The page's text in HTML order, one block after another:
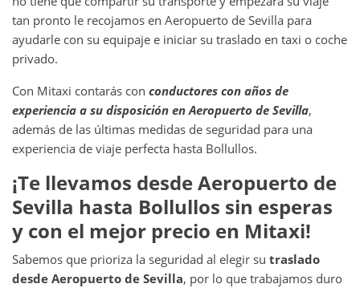
tan pronto le recojamos en Aeropuerto de Sevilla para
ayudarle con su equipaje e iniciar su traslado en taxi o coche
privado.
Con Mitaxi contarás con conductores con años de
experiencia a su disposición enAeropuerto de Sevilla,
además de las últimas medidas de seguridad para una
experiencia de viaje perfecta hasta Bollullos.
¡Te llevamos desdeAeropuerto de
Sevilla hasta Bollullos sin esperas
y con el mejor precio en Mitaxi!
Sabemos que prioriza la seguridad al elegir su traslado
desde Aeropuerto de Sevilla, por lo que trabajamos duro